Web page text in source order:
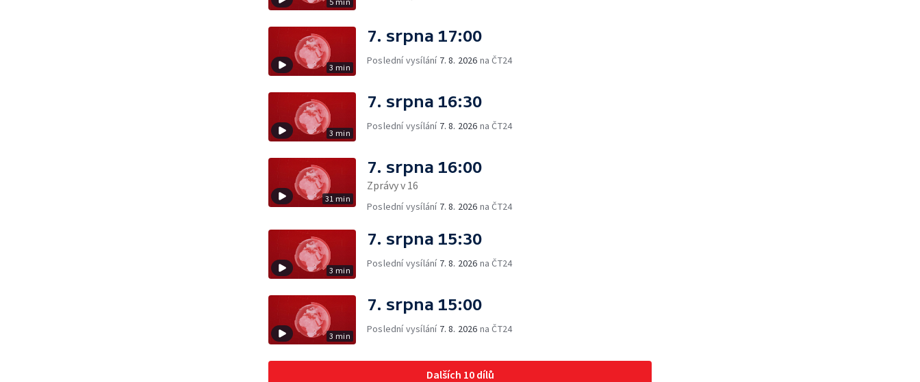
3 min
7. srpna 17:00
Poslední vysílání 7. 8. 2026 na ČT24
3 min
7. srpna 16:30
Poslední vysílání 7. 8. 2026 na ČT24
31 min
7. srpna 16:00
Zprávy v 16
Poslední vysílání 7. 8. 2026 na ČT24
3 min
7. srpna 15:30
Poslední vysílání 7. 8. 2026 na ČT24
3 min
7. srpna 15:00
Poslední vysílání 7. 8. 2026 na ČT24
Dalších 10 dílů